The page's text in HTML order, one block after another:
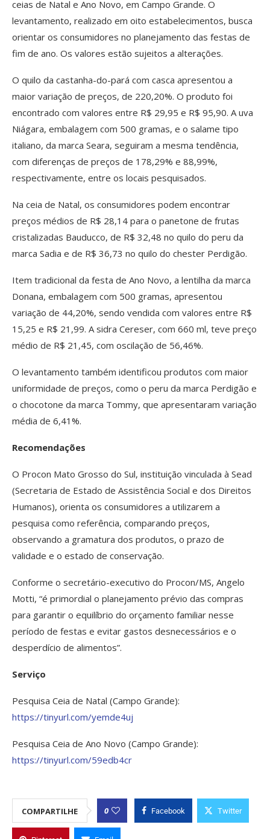
ceias de Natal e Ano Novo, em Campo Grande. O
levantamento, realizado em oito estabelecimentos, busca
orientar os consumidores no planejamento das festas de
fim de ano. Os valores estão sujeitos a alterações.
O quilo da castanha-do-pará com casca apresentou a
maior variação de preços, de 220,20%. O produto foi
encontrado com valores entre R$ 29,95 e R$ 95,90. A uva
Niágara, embalagem com 500 gramas, e o salame tipo
italiano, da marca Seara, seguiram a mesma tendência,
com diferenças de preços de 178,29% e 88,99%,
respectivamente, entre os locais pesquisados.
Na ceia de Natal, os consumidores podem encontrar
preços médios de R$ 28,14 para o panetone de frutas
cristalizadas Bauducco, de R$ 32,48 no quilo do peru da
marca Sadia e de R$ 36,73 no quilo do chester Perdigão.
Item tradicional da festa de Ano Novo, a lentilha da marca
Donana, embalagem com 500 gramas, apresentou
variação de 44,20%, sendo vendida com valores entre R$
15,25 e R$ 21,99. A sidra Cereser, com 660 ml, teve preço
médio de R$ 21,45, com oscilação de 56,46%.
O levantamento também identificou produtos com maior
uniformidade de preços, como o peru da marca Perdigão e
o chocotone da marca Tommy, que apresentaram variação
média de 6,41%.
Recomendações
O Procon Mato Grosso do Sul, instituição vinculada à Sead
(Secretaria de Estado de Assistência Social e dos Direitos
Humanos), orienta os consumidores a utilizarem a
pesquisa como referência, comparando preços,
observando a gramatura dos produtos, o prazo de
validade e o estado de conservação.
Conforme o secretário-executivo do Procon/MS, Angelo
Motti, “é primordial o planejamento prévio das compras
para garantir o equilíbrio do orçamento familiar nesse
período de festas e evitar gastos desnecessários e o
desperdício de alimentos”.
Serviço
Pesquisa Ceia de Natal (Campo Grande):
https://tinyurl.com/yemde4uj
Pesquisa Ceia de Ano Novo (Campo Grande):
https://tinyurl.com/59edb4cr
COMPARTILHE 0 Facebook Twitter